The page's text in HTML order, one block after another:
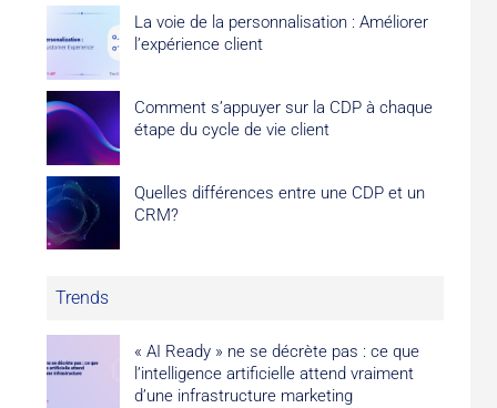
La voie de la personnalisation : Améliorer
l’expérience client
Comment s’appuyer sur la CDP à chaque
étape du cycle de vie client
Quelles différences entre une CDP et un
CRM?
Trends
« AI Ready » ne se décrète pas : ce que
l’intelligence artificielle attend vraiment
d’une infrastructure marketing